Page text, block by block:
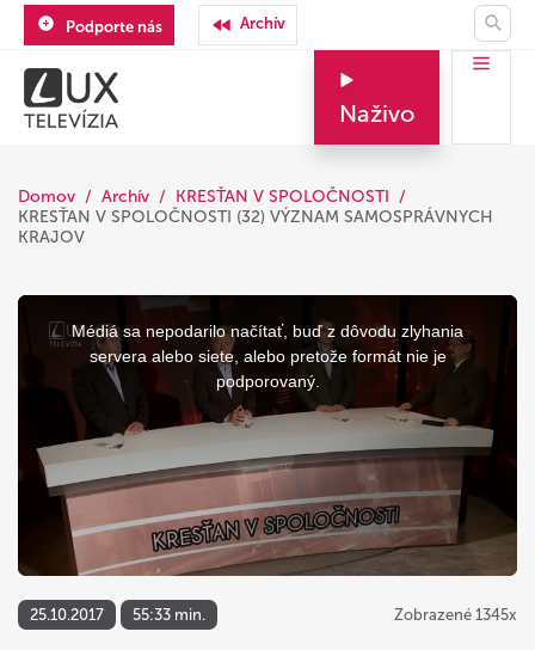
Podporte nás Archív
Naživo
Domov Archív
KRESŤAN V SPOLOČNOSTI
KRESŤAN V SPOLOČNOSTI (32) VÝZNAM SAMOSPRÁVNYCH
KRAJOV
This
modal
window.
Médiá sa nepodarilo načítať, buď z dôvodu zlyhania
servera alebo siete, alebo pretože formát nie je
podporovaný.
25.10.2017 55:33 min. Zobrazené 1345x